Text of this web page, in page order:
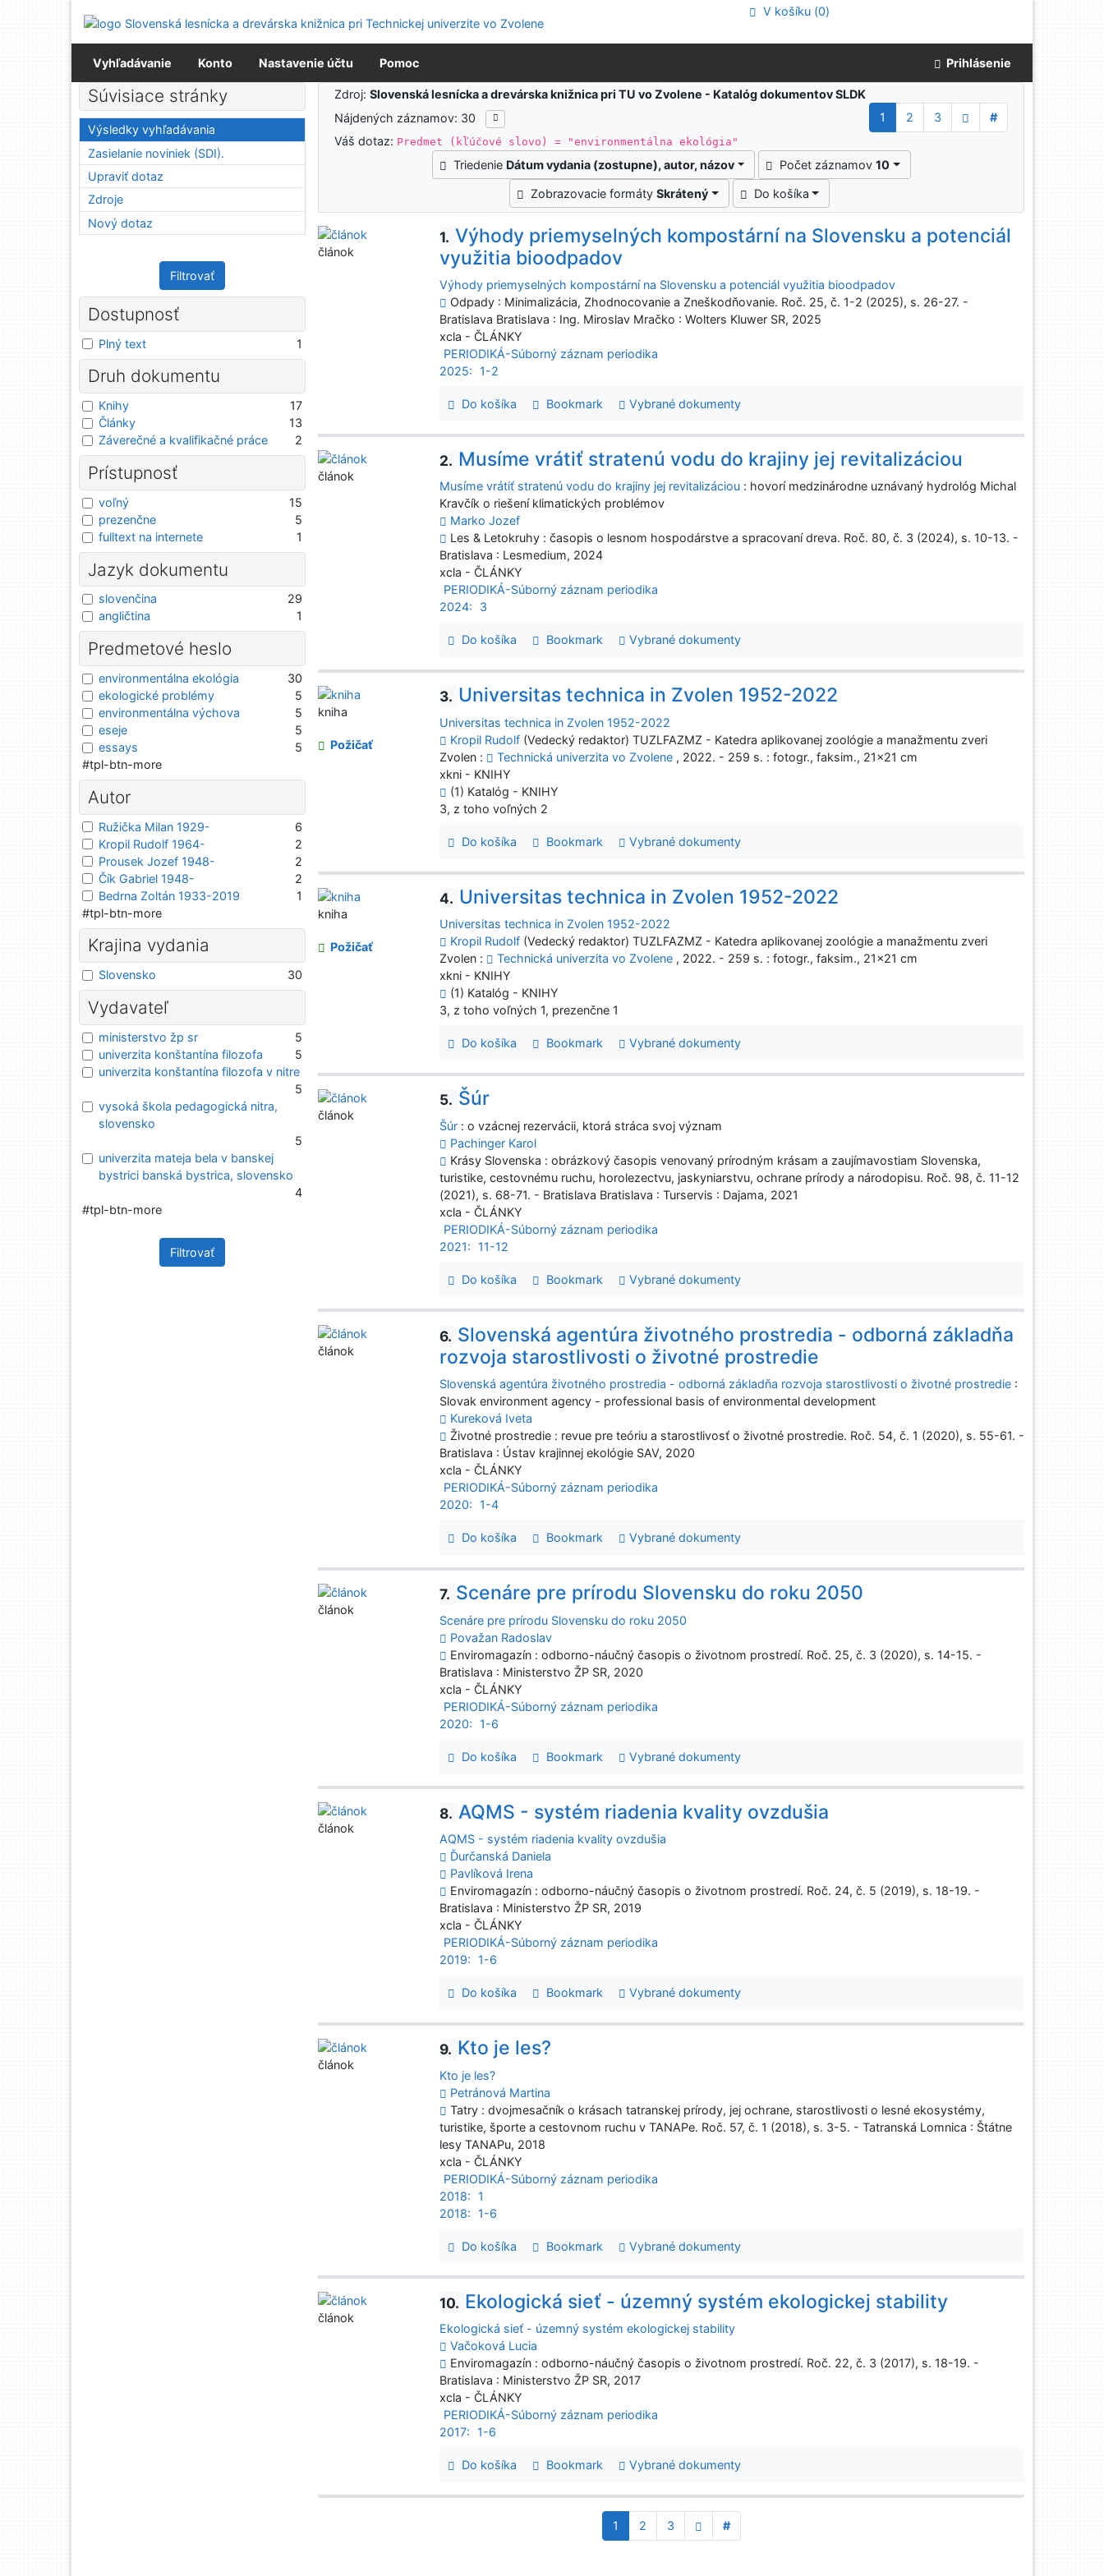
Prejsť na menu
Prehlásenie o webovej prístupnosti
V košíku (0)
Vyhľadávanie Konto Nastavenie účtu Pomoc Prihlásenie
Výsledky vyhľadávania
Zdroj:Slovenská lesnícka a drevárska knižnica pri TU vo Zvolene - Katalóg dokumentov SLDK
Nájdených záznamov: 30
1 2 3
#
Váš dotaz: Predmet (kľúčové slovo) = "environmentálna ekológia"
Triedenie Dátum vydania (zostupne), autor, názov Počet záznamov10
Zobrazovacie formátySkrátený Do košíka
1. Výhody priemyselných kompostární na Slovensku a potenciál
využitia bioodpadov
Výhody priemyselných kompostární na Slovensku a potenciál využitia bioodpadov
Odpady : Minimalizácia, Zhodnocovanie a Zneškodňovanie. Roč. 25, č. 1-2 (2025), s. 26-27. -
Bratislava Bratislava : Ing. Miroslav Mračko : Wolters Kluwer SR, 2025
xcla - ČLÁNKY
PERIODIKÁ-Súborný záznam periodika
2025:
1-2
Do košíka Bookmark Vybrané dokumenty
článok
2. Musíme vrátiť stratenú vodu do krajiny jej revitalizáciou
Musíme vrátiť stratenú vodu do krajiny jej revitalizáciou : hovorí medzinárodne uznávaný hydrológ Michal
Kravčík o riešení klimatických problémov
Marko Jozef
Les & Letokruhy : časopis o lesnom hospodárstve a spracovaní dreva. Roč. 80, č. 3 (2024), s. 10-13. -
Bratislava : Lesmedium, 2024
xcla - ČLÁNKY
PERIODIKÁ-Súborný záznam periodika
2024:
3
Do košíka Bookmark Vybrané dokumenty
článok
3. Universitas technica in Zvolen 1952-2022
Universitas technica in Zvolen 1952-2022
Kropil Rudolf (Vedecký redaktor) TUZLFAZMZ - Katedra aplikovanej zoológie a manažmentu zveri
Zvolen :
Technická univerzita vo Zvolene , 2022. - 259 s. : fotogr., faksim., 21x21 cm
xkni - KNIHY
(1) Katalóg - KNIHY
3, z toho voľných 2
Do košíka Bookmark Vybrané dokumenty
kniha
Požičať
4. Universitas technica in Zvolen 1952-2022
Universitas technica in Zvolen 1952-2022
Kropil Rudolf (Vedecký redaktor) TUZLFAZMZ - Katedra aplikovanej zoológie a manažmentu zveri
Zvolen :
Technická univerzita vo Zvolene , 2022. - 259 s. : fotogr., faksim., 21x21 cm
xkni - KNIHY
(1) Katalóg - KNIHY
3, z toho voľných 1, prezenčne 1
Do košíka Bookmark Vybrané dokumenty
kniha
Požičať
5. Šúr
Šúr : o vzácnej rezervácii, ktorá stráca svoj význam
Pachinger Karol
Krásy Slovenska : obrázkový časopis venovaný prírodným krásam a zaujímavostiam Slovenska,
turistike, cestovnému ruchu, horolezectvu, jaskyniarstvu, ochrane prírody a národopisu. Roč. 98, č. 11-12
(2021), s. 68-71. - Bratislava Bratislava : Turservis : Dajama, 2021
xcla - ČLÁNKY
PERIODIKÁ-Súborný záznam periodika
2021:
11-12
Do košíka Bookmark Vybrané dokumenty
článok
6. Slovenská agentúra životného prostredia - odborná základňa
rozvoja starostlivosti o životné prostredie
Slovenská agentúra životného prostredia - odborná základňa rozvoja starostlivosti o životné prostredie :
Slovak environment agency - professional basis of environmental development
Kureková Iveta
Životné prostredie : revue pre teóriu a starostlivosť o životné prostredie. Roč. 54, č. 1 (2020), s. 55-61. -
Bratislava : Ústav krajinnej ekológie SAV, 2020
xcla - ČLÁNKY
PERIODIKÁ-Súborný záznam periodika
2020:
1-4
Do košíka Bookmark Vybrané dokumenty
článok
7. Scenáre pre prírodu Slovensku do roku 2050
Scenáre pre prírodu Slovensku do roku 2050
Považan Radoslav
Enviromagazín : odborno-náučný časopis o životnom prostredí. Roč. 25, č. 3 (2020), s. 14-15. -
Bratislava : Ministerstvo ŽP SR, 2020
xcla - ČLÁNKY
PERIODIKÁ-Súborný záznam periodika
2020:
1-6
Do košíka Bookmark Vybrané dokumenty
článok
8. AQMS - systém riadenia kvality ovzdušia
AQMS - systém riadenia kvality ovzdušia
Ďurčanská Daniela
Pavlíková Irena
Enviromagazín : odborno-náučný časopis o životnom prostredí. Roč. 24, č. 5 (2019), s. 18-19. -
Bratislava : Ministerstvo ŽP SR, 2019
xcla - ČLÁNKY
PERIODIKÁ-Súborný záznam periodika
2019:
1-6
Do košíka Bookmark Vybrané dokumenty
článok
9. Kto je les?
Kto je les?
Petránová Martina
Tatry : dvojmesačník o krásach tatranskej prírody, jej ochrane, starostlivosti o lesné ekosystémy,
turistike, športe a cestovnom ruchu v TANAPe. Roč. 57, č. 1 (2018), s. 3-5. - Tatranská Lomnica : Štátne
lesy TANAPu, 2018
xcla - ČLÁNKY
PERIODIKÁ-Súborný záznam periodika
2018:
1
2018:
1-6
Do košíka Bookmark Vybrané dokumenty
článok
10. Ekologická sieť - územný systém ekologickej stability
Ekologická sieť - územný systém ekologickej stability
Vačoková Lucia
Enviromagazín : odborno-náučný časopis o životnom prostredí. Roč. 22, č. 3 (2017), s. 18-19. -
Bratislava : Ministerstvo ŽP SR, 2017
xcla - ČLÁNKY
PERIODIKÁ-Súborný záznam periodika
2017:
1-6
Do košíka Bookmark Vybrané dokumenty
článok
1 2 3 #
Súvisiace stránky
Výsledky vyhľadávania
Zasielanie noviniek (SDI).
Upraviť dotaz
Zdroje
Nový dotaz
Filtrovať
Dostupnosť
Plný text 1
Druh dokumentu
Knihy
17
Články
13
Záverečné a kvalifikačné práce
2
Prístupnosť
voľný
15
prezenčne
5
fulltext na internete
1
Jazyk dokumentu
slovenčina
29
angličtina
1
Predmetové heslo
environmentálna ekológia
30
ekologické problémy
5
environmentálna výchova
5
eseje
5
essays
5
#tpl-btn-more
Autor
Ružička Milan 1929-
6
Kropil Rudolf 1964-
2
Prousek Jozef 1948-
2
Čík Gabriel 1948-
2
Bedrna Zoltán 1933-2019
1
#tpl-btn-more
Krajina vydania
Slovensko 30
Vydavateľ
ministerstvo žp sr
5
univerzita konštantína filozofa
5
univerzita konštantína filozofa v nitre
5
vysoká škola pedagogická nitra,
slovensko
5
univerzita mateja bela v banskej
bystrici banská bystrica, slovensko
4
#tpl-btn-more
Filtrovať